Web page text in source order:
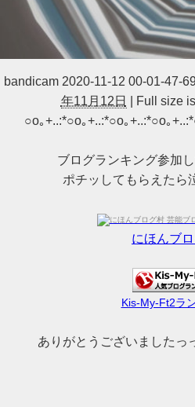
bandicam 2020-11-12 00-01-47-
年11月12日
Full size is
○o｡+..:*○o｡+..:*○o｡+..:*○o｡
ブログランキング参加
ポチッしてもらえたら
にほんブ
Kis-My-Ft2ラ
ありがとうございまし